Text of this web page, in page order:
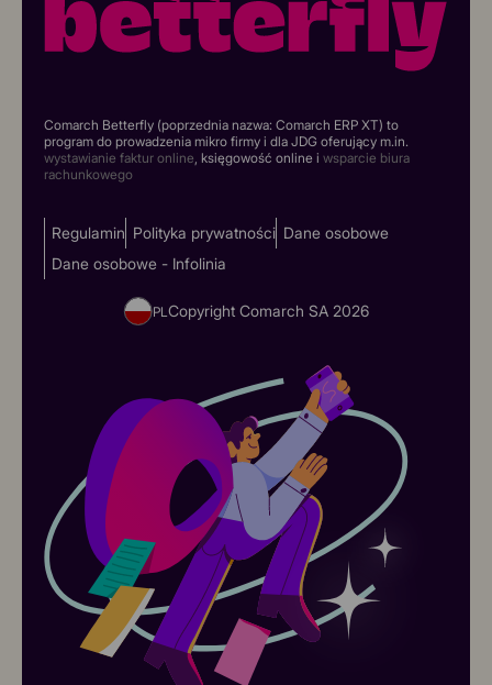
Comarch Betterfly (poprzednia nazwa: Comarch ERP XT) to
program do prowadzenia mikro firmy i dla JDG oferujący m.in.
wystawianie faktur online, księgowość online i wsparcie biura
rachunkowego
Regulamin Polityka prywatności Dane osobowe
Dane osobowe - Infolinia
PL Copyright Comarch SA 2026